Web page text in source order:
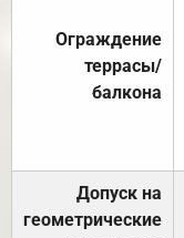
Ограждение
террасы/
балкона
Допуск на
геометрические